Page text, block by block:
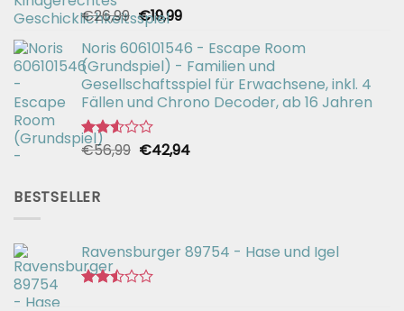
Bewertet
mit
2.49
von 5
€26,99 Ursprünglicher
Preis
war:
€26,99
€19,99Aktueller
ist:
€19,99.
Noris 606101546 - Escape Room
(Grundspiel) - Familien und
Gesellschaftsspiel für Erwachsene, inkl. 4
Fällen und Chrono Decoder, ab 16 Jahren
Bewertet
von 5
€56,99 Ursprünglicher
€42,94Aktueller
BESTSELLER
Ravensburger 89754 - Hase und Igel